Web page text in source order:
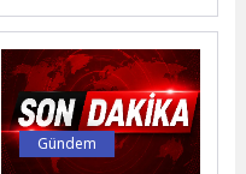
geçirdiği Halk Et projesi,
vatandaşların kaliteli,
güvenilir ve...
Gündem